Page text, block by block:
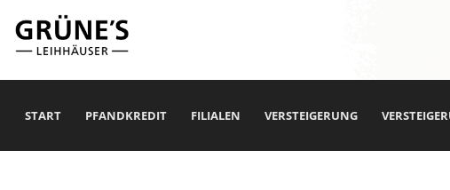
START PFANDKREDIT FILIALEN VERSTEIGERUNG